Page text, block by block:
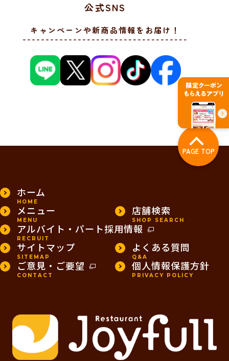
公式SNS
キャンペーンや新商品情報をお届け！
PAGE TOP
ホーム
HOME
メニュー
MENU
店舗検索
SHOP SEARCH
アルバイト・パート採用情報
RECRUIT
サイトマップ
SITEMAP
よくある質問
Q&A
ご意見・ご要望
CONTACT
個人情報保護方針
PRIVACY POLICY